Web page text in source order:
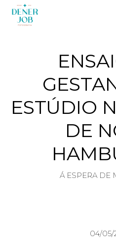
ESTÚDIO
DE
Á ESPERA DE
04/05/